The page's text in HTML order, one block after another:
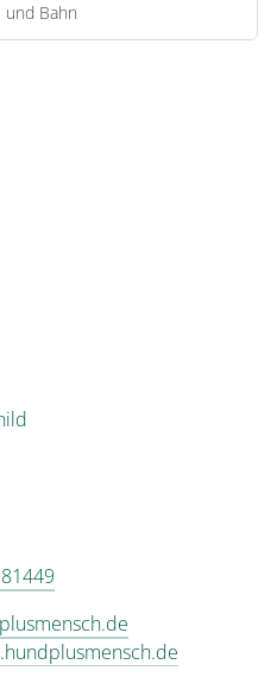
und Bahn